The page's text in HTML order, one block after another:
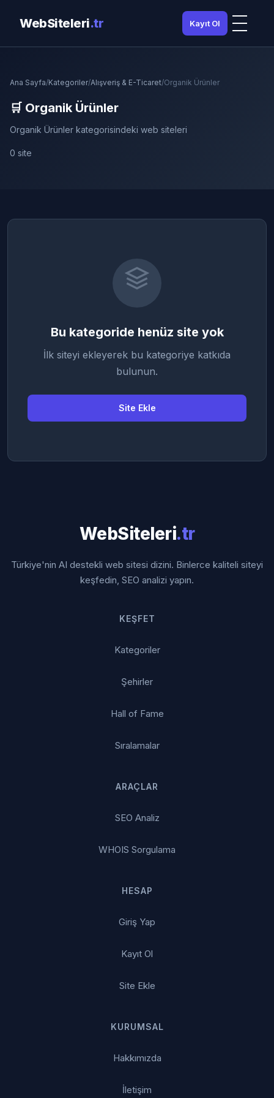
WebSiteleri.tr Kayıt Ol
Ana Sayfa/Kategoriler/Alışveriş & E-Ticaret/Organik Ürünler
🛒 Organik Ürünler
Organik Ürünler kategorisindeki web siteleri
0 site
Bu kategoride henüz site yok
İlk siteyi ekleyerek bu kategoriye katkıda
bulunun.
Site Ekle
WebSiteleri.tr
Türkiye'nin AI destekli web sitesi dizini. Binlerce kaliteli siteyi
keşfedin, SEO analizi yapın.
KEŞFET
Kategoriler
Şehirler
Hall of Fame
Sıralamalar
ARAÇLAR
SEO Analiz
WHOIS Sorgulama
HESAP
Giriş Yap
Kayıt Ol
Site Ekle
KURUMSAL
Hakkımızda
İletişim